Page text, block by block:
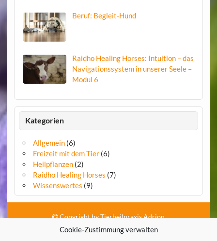
Cookie-Zustimmung verwalten
Beruf: Begleit-Hund
Raidho Healing Horses: Intuition – das
Navigationssystem in unserer Seele –
Modul 6
Kategorien
Allgemein(6)
Freizeit mit dem Tier(6)
Heilpflanzen(2)
Raidho Healing Horses (7)
Wissenswertes (9)
Copyright by Tierheilpraxis Adrion
Kontakt